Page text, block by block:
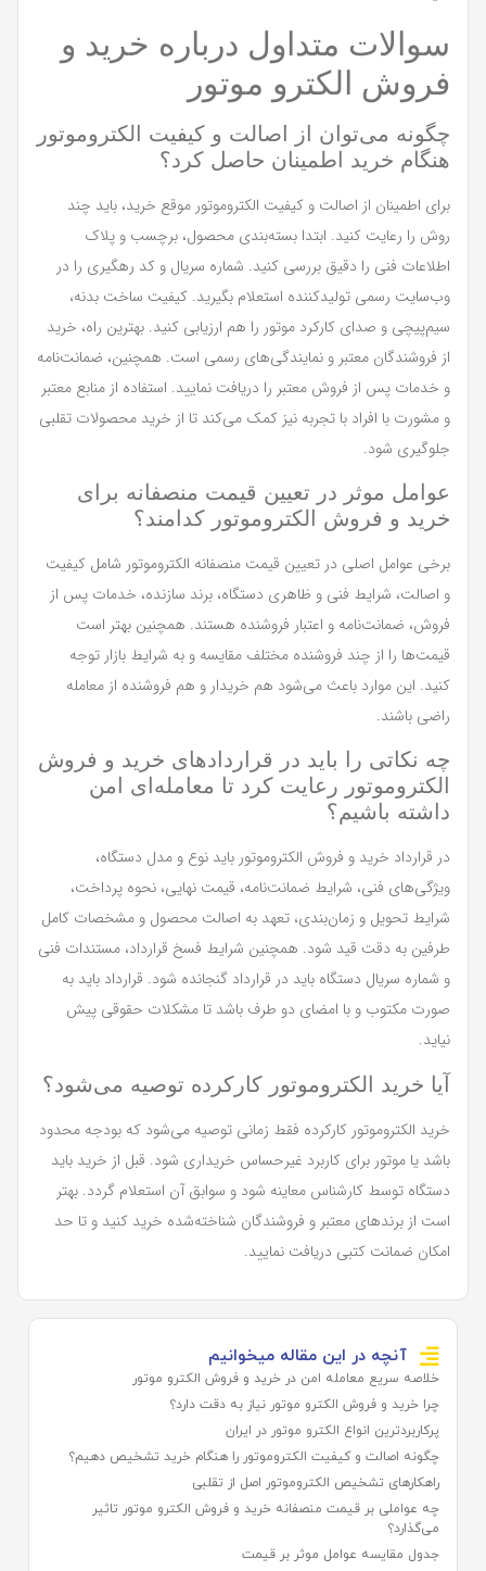
سوالات متداول درباره خرید و
فروش الکترو موتور
چگونه می‌توان از اصالت و کیفیت الکتروموتور
هنگام خرید اطمینان حاصل کرد؟
برای اطمینان از اصالت و کیفیت الکتروموتور موقع خرید، باید چند
روش را رعایت کنید. ابتدا بسته‌بندی محصول، برچسب و پلاک
اطلاعات فنی را دقیق بررسی کنید. شماره سریال و کد رهگیری را در
وب‌سایت رسمی تولیدکننده استعلام بگیرید. کیفیت ساخت بدنه،
سیم‌پیچی و صدای کارکرد موتور را هم ارزیابی کنید. بهترین راه، خرید
از فروشندگان معتبر و نمایندگی‌های رسمی است. همچنین، ضمانت‌نامه
و خدمات پس از فروش معتبر را دریافت نمایید. استفاده از منابع معتبر
و مشورت با افراد با تجربه نیز کمک می‌کند تا از خرید محصولات تقلبی
جلوگیری شود.
عوامل موثر در تعیین قیمت منصفانه برای
خرید و فروش الکتروموتور کدامند؟
برخی عوامل اصلی در تعیین قیمت منصفانه الکتروموتور شامل کیفیت
و اصالت، شرایط فنی و ظاهری دستگاه، برند سازنده، خدمات پس از
فروش، ضمانت‌نامه و اعتبار فروشنده هستند. همچنین بهتر است
قیمت‌ها را از چند فروشنده مختلف مقایسه و به شرایط بازار توجه
کنید. این موارد باعث می‌شود هم خریدار و هم فروشنده از معامله
راضی باشند.
چه نکاتی را باید در قراردادهای خرید و فروش
الکتروموتور رعایت کرد تا معامله‌ای امن
داشته باشیم؟
در قرارداد خرید و فروش الکتروموتور باید نوع و مدل دستگاه،
ویژگی‌های فنی، شرایط ضمانت‌نامه، قیمت نهایی، نحوه پرداخت،
شرایط تحویل و زمان‌بندی، تعهد به اصالت محصول و مشخصات کامل
طرفین به دقت قید شود. همچنین شرایط فسخ قرارداد، مستندات فنی
و شماره سریال دستگاه باید در قرارداد گنجانده شود. قرارداد باید به
صورت مکتوب و با امضای دو طرف باشد تا مشکلات حقوقی پیش
نیاید.
آیا خرید الکتروموتور کارکرده توصیه می‌شود؟
خرید الکتروموتور کارکرده فقط زمانی توصیه می‌شود که بودجه محدود
باشد یا موتور برای کاربرد غیرحساس خریداری شود. قبل از خرید باید
دستگاه توسط کارشناس معاینه شود و سوابق آن استعلام گردد. بهتر
است از برندهای معتبر و فروشندگان شناخته‌شده خرید کنید و تا حد
امکان ضمانت کتبی دریافت نمایید.
آنچه در این مقاله میخوانیم
خلاصه سریع معامله امن در خرید و فروش الکترو موتور
چرا خرید و فروش الکترو موتور نیاز به دقت دارد؟
پرکاربردترین انواع الکترو موتور در ایران
چگونه اصالت و کیفیت الکتروموتور را هنگام خرید تشخیص دهیم؟
راهکارهای تشخیص الکتروموتور اصل از تقلبی
چه عواملی بر قیمت منصفانه خرید و فروش الکترو موتور تاثیر
می‌گذارد؟
جدول مقایسه عوامل موثر بر قیمت